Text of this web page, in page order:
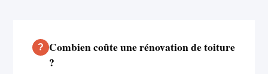
Combien coûte une rénovation de toiture
?